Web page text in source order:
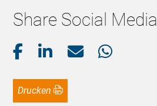
Share Social Media
Drucken